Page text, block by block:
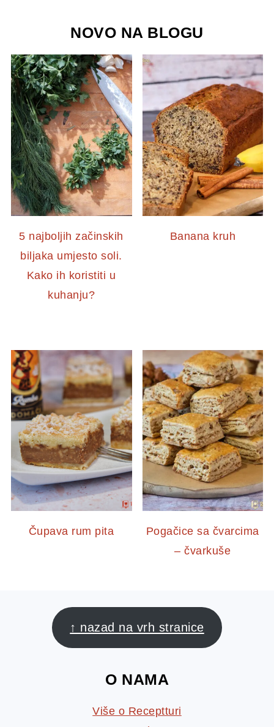
NOVO NA BLOGU
5 najboljih začinskih
biljaka umjesto soli.
Kako ih koristiti u
kuhanju?
Banana kruh
Čupava rum pita
Pogačice sa čvarcima
– čvarkuše
FOOTER
↑ nazad na vrh stranice
O NAMA
Više o Receptturi